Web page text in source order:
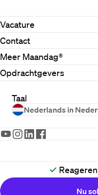
Nu
Vacature
Contact
Meer Maandag®
Opdrachtgevers
Taal
Nederlands in
Maandag®
Disclaimer
Cookiebeleid